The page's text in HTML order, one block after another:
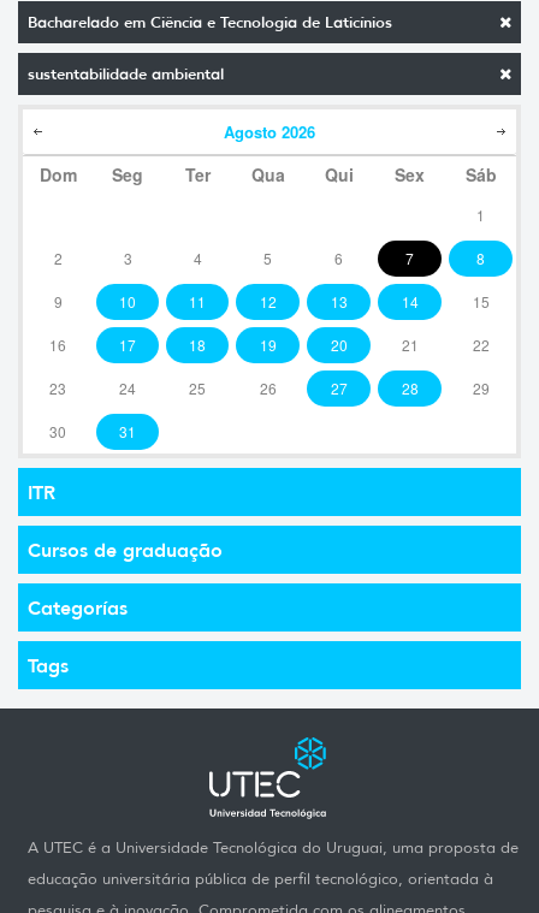
Bacharelado em Ciência e Tecnologia de Laticínios
sustentabilidade ambiental
Agosto 2026
Dom Seg Ter Qua Qui Sex Sáb
1
2 3 4 5 6 7 8
9 10 11 12 13 14 15
16 17 18 19 20 21 22
23 24 25 26 27 28 29
30 31
ITR
Cursos de graduação
Categorías
Tags
A UTEC é a Universidade Tecnológica do Uruguai, uma proposta de
educação universitária pública de perfil tecnológico, orientada à